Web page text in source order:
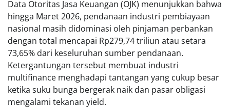
Data Otoritas Jasa Keuangan (OJK) menunjukkan bahwa
hingga Maret 2026, pendanaan industri pembiayaan
nasional masih didominasi oleh pinjaman perbankan
dengan total mencapai Rp279,74 triliun atau setara
73,65% dari keseluruhan sumber pendanaan.
Ketergantungan tersebut membuat industri
multifinance menghadapi tantangan yang cukup besar
ketika suku bunga bergerak naik dan pasar obligasi
mengalami tekanan yield.